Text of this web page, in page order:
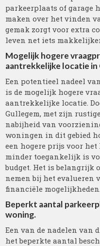
parkeerplaats of garage
maken over het vinden
gemak zorgt voor extra
leven net iets
Mogelijk hogere
aantrekkelijke locatie in
Een potentieel nadeel
is de mogelijk hogere
aantrekkelijke locatie.
Gullegem, met zijn
nabijheid van
woningen in dit gebied
een hogere prijs voor
minder toegankelijk is
budget. Het is belangrijk
nemen bij het evalueren
financiële mogelijkheden.
Beperkt aantal
woning.
Een van de nadelen van
het beperkte aantal